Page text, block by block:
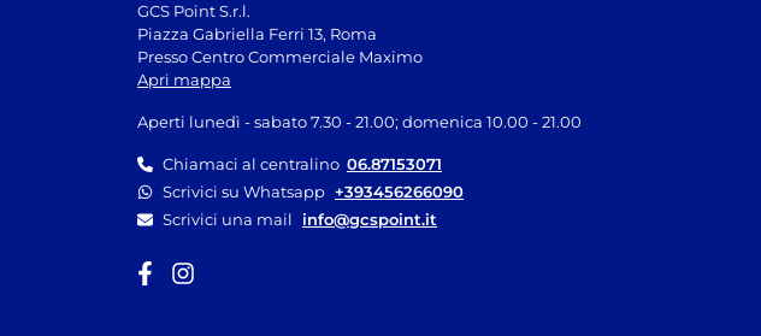
GCS Point S.r.l.
Piazza Gabriella Ferri 13, Roma
Presso Centro Commerciale Maximo
Apri mappa
Aperti lunedì - sabato 7.30 - 21.00; domenica 10.00 - 21.00
Chiamaci al centralino 06.87153071
Scrivici su Whatsapp +393456266090
Scrivici una mail
info@gcspoint.it